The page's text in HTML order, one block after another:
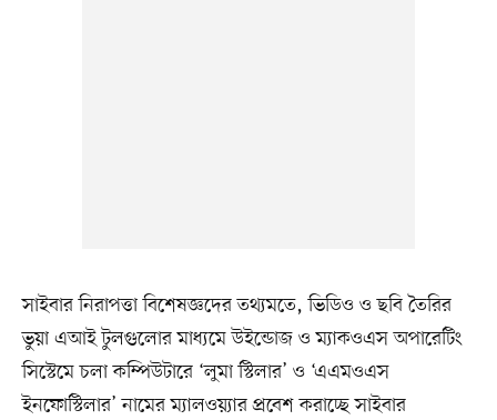
সাইবার নিরাপত্তা বিশেষজ্ঞদের তথ্যমতে, ভিডিও ও ছবি তৈরির
ভুয়া এআই টুলগুলোর মাধ্যমে উইন্ডোজ ও ম্যাকওএস অপারেটিং
সিস্টেমে চলা কম্পিউটারে ‘লুমা স্টিলার’ ও ‘এএমওএস
ইনফোস্টিলার’ নামের ম্যালওয়্যার প্রবেশ করাচ্ছে সাইবার